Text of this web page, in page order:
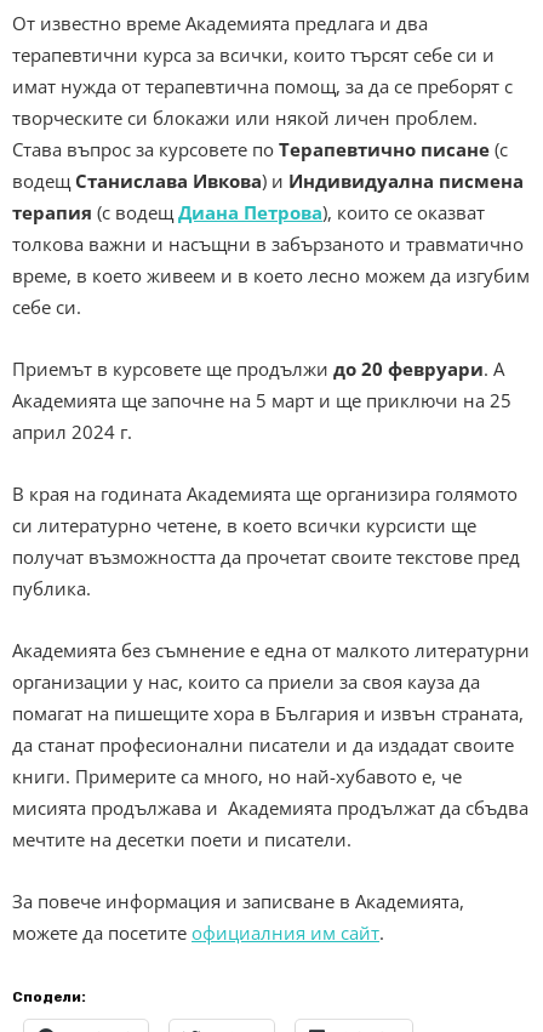
От известно време Академията предлага и два
терапевтични курса за всички, които търсят себе си и
имат нужда от терапевтична помощ, за да се преборят с
творческите си блокажи или някой личен проблем.
Става въпрос за курсовете по Терапевтично писане (с
водещ Станислава Ивкова) и Индивидуална писмена
терапия (с водещ Диана Петрова), които се оказват
толкова важни и насъщни в забързаното и травматично
време, в което живеем и в което лесно можем да изгубим
себе си.
Приемът в курсовете ще продължи до 20 февруари. А
Академията ще започне на 5 март и ще приключи на 25
април 2024 г.
В края на годината Академията ще организира голямото
си литературно четене, в което всички курсисти ще
получат възможността да прочетат своите текстове пред
публика.
Академията без съмнение е една от малкото литературни
организации у нас, които са приели за своя кауза да
помагат на пишещите хора в България и извън страната,
да станат професионални писатели и да издадат своите
книги. Примерите са много, но най-хубавото е, че
мисията продължава и Академията продължат да сбъдва
мечтите на десетки поети и писатели.
За повече информация и записване в Академията,
можете да посетите официалния им сайт.
Сподели: